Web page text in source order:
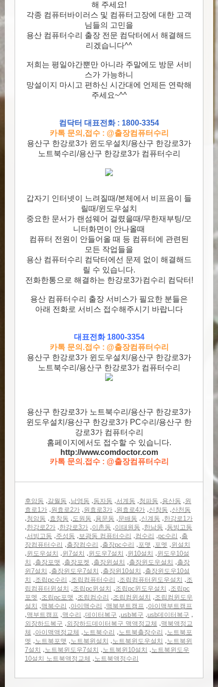
해 주세요!
각종 컴퓨터바이러스 및 컴퓨터고장에 대한 고객
님들의 고민을
용산 컴퓨터수리 출장 전문 컴닥터에서 해결해드
리겠습니다^^
저희는 평일야간뿐만 아니라 주말에도 방문 서비
스가 가능하니
망설이지 마시고 편하신 시간대에 언제든 연락해
주세요~^^
컴닥터 대표전화 : 1800-3354
카톡 문의,접수 : @출장컴퓨터수리
용산구 한강로3가 윈도우설치/용산구 한강로3가
노트북수리/용산구 한강로3가 컴퓨터수리
갑자기 인터넷이 느려질때/본체에서 비프음이 들
릴때/윈도우설치
중요한 문서가 랜섬웨어 걸렸을때/무한재부팅/모
니터화면이 안나올때
컴퓨터 전원이 안들어올 때 등 컴퓨터에 관련된
모든 작업들을
용산 컴퓨터수리 컴닥터에선 문제 없이 해결해드
릴 수 있습니다.
전화한통으로 해결하는 한강로3가컴수리 컴닥터!
용산 컴퓨터수리 출장 서비스가 필요한 분들은
아래 전화로 서비스 접수해주시기 바랍니다
대표전화 1800-3354
카톡 문의.접수 : @출장컴퓨터수리
용산구 한강로3가 윈도우설치/용산구 한강로3가
노트북수리/용산구 한강로3가 컴퓨터수리
용산구 한강로3가 노트북수리/용산구 한강로3가
윈도우설치/용산구 한강로3가 PC수리/용산구 한
강로3가 컴퓨터수리
홈페이지에서도 접수할 수 있습니다.
http://www.comdoctor.com
카톡 문의.접수 : @출장컴퓨터수리
후암동 ,갈월동 ,남영동 ,동자동 ,서계동 ,청파동 ,용산동 ,원
효로1가 ,원효로2가 ,원효로3가 ,원효로4가 ,신창동 ,산천동
,청암동 ,효창동 ,도원동 ,용문동 ,문배동 ,신계동 ,한강로1가
,한강로2가 ,한강로3가 ,이촌동 ,이태원동 ,한남동 ,동빙고동
,서빙고동 ,주성동 ,보광동 컴퓨터수리 ,컴수리 ,pc수리 ,출
장컴퓨터수리 ,출장컴수리 ,출장pc수리 ,포맷 ,포멧 ,윈설치
,윈도우설치 ,윈7설치 ,윈도우7설치 ,윈10설치 ,윈도우10설
치 ,출장포맷 ,출장포켓 ,출장윈설치 ,출장윈도우설치 ,출장
윈7설치 ,출장윈도우7설치 ,출장윈10설치 ,출장윈도우10설
치 ,조립pc수리 ,조립컴퓨터수리 ,조립컴퓨터윈도우설치 ,조
립컴퓨터윈설치 ,조립pc윈설치 ,조립pc윈도우설치 ,조립pc
포멧 ,조립pc포맷 ,조립컴수리 ,조립컴윈설치 ,조립컴윈도우
설치 ,맥북수리 ,아이맥수리 ,맥북부트캠프 ,아이맥부트캠프
,맥부트캠프 ,맥수리 ,데이터복구 ,usb복구 ,usb데이터복구 ,
외장하드복구 ,외장하드데이터복구 맥액정교체 ,맥북액정교
체 ,아이맥액정교체 ,노트북수리 ,노트북출장수리 ,노트북포
멧 ,노트북포맷 ,노트북윈설치 ,노트북윈도우설치 ,노트북윈
7설치 ,노트북윈도우7설치 ,노트북윈10설치 ,노트북윈도우
10설치 노트북액정교체 ,노트북액정수리